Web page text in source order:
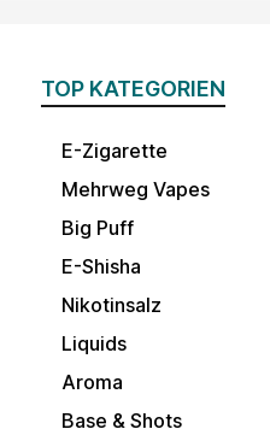
TOP KATEGORIEN
E-Zigarette
Mehrweg Vapes
Big Puff
E-Shisha
Nikotinsalz
Liquids
Aroma
Base & Shots